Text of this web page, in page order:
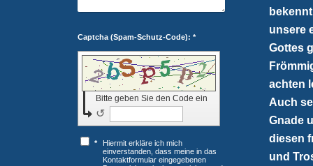
unsere
Gottes
achten
Auch
Gnade
diesen
und
Captcha (Spam-Schutz-Code): *
Bitte geben Sie den Code ein
↺
*
Hiermit erkläre ich mich
einverstanden, dass meine in das
Kontaktformular eingegebenen